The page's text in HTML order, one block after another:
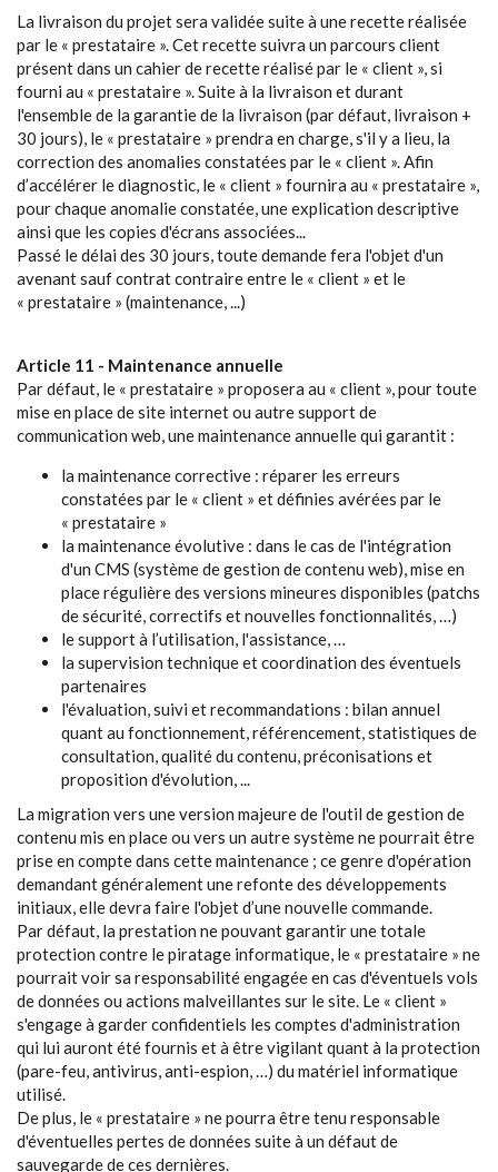
La livraison du projet sera validée suite à une recette réalisée
par le « prestataire ». Cet recette suivra un parcours client
présent dans un cahier de recette réalisé par le « client », si
fourni au « prestataire ». Suite à la livraison et durant
l'ensemble de la garantie de la livraison (par défaut, livraison +
30 jours), le « prestataire » prendra en charge, s'il y a lieu, la
correction des anomalies constatées par le « client ». Afin
d’accélérer le diagnostic, le « client » fournira au « prestataire »,
pour chaque anomalie constatée, une explication descriptive
ainsi que les copies d'écrans associées...
Passé le délai des 30 jours, toute demande fera l'objet d'un
avenant sauf contrat contraire entre le « client » et le
« prestataire » (maintenance, ...)
Article 11 - Maintenance annuelle
Par défaut, le « prestataire » proposera au « client », pour toute
mise en place de site internet ou autre support de
communication web, une maintenance annuelle qui garantit :
la maintenance corrective : réparer les erreurs
constatées par le « client » et définies avérées par le
« prestataire »
la maintenance évolutive : dans le cas de l'intégration
d'un CMS (système de gestion de contenu web), mise en
place régulière des versions mineures disponibles (patchs
de sécurité, correctifs et nouvelles fonctionnalités, …)
le support à l’utilisation, l'assistance, …
la supervision technique et coordination des éventuels
partenaires
l'évaluation, suivi et recommandations : bilan annuel
quant au fonctionnement, référencement, statistiques de
consultation, qualité du contenu, préconisations et
proposition d'évolution, ...
La migration vers une version majeure de l'outil de gestion de
contenu mis en place ou vers un autre système ne pourrait être
prise en compte dans cette maintenance ; ce genre d'opération
demandant généralement une refonte des développements
initiaux, elle devra faire l'objet d’une nouvelle commande.
Par défaut, la prestation ne pouvant garantir une totale
protection contre le piratage informatique, le « prestataire » ne
pourrait voir sa responsabilité engagée en cas d'éventuels vols
de données ou actions malveillantes sur le site. Le « client »
s'engage à garder confidentiels les comptes d'administration
qui lui auront été fournis et à être vigilant quant à la protection
(pare-feu, antivirus, anti-espion, …) du matériel informatique
utilisé.
De plus, le « prestataire » ne pourra être tenu responsable
d'éventuelles pertes de données suite à un défaut de
sauvegarde de ces dernières.